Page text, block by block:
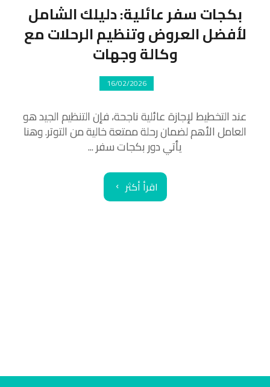
بكجات سفر عائلية: دليلك الشامل
لأفضل العروض وتنظيم الرحلات مع
وكالة وجهات
16/02/2026
عند التخطيط لإجازة عائلية ناجحة، فإن التنظيم الجيد هو
العامل الأهم لضمان رحلة ممتعة خالية من التوتر. وهنا
يأتي دور بكجات سفر ...
اقرأ أكثر